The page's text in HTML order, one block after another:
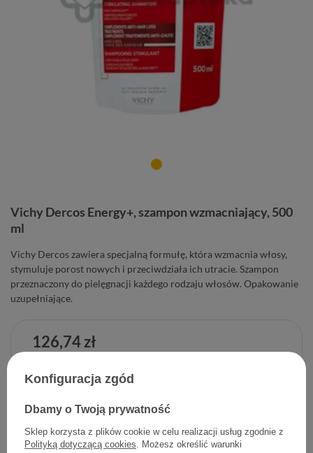
Vichy Dercos Energy+, szampon wzmacniający, 500
ml
Vichy Dercos zawiera specjalną formułę, która wzmacnia włosy,
stymuluje porost nowych i przeciwdziała ich utracie. Szampon
przeznaczony do pielęgnacji każdego rodzaju włosów. Opakowanie
uzupełniające.
126,74 zł
Dodaj do listy zakupowej
Konfiguracja zgód
Dbamy o Twoją prywatność
Sklep korzysta z plików cookie w celu realizacji usług zgodnie z
Polityką dotyczącą cookies . Możesz określić warunki